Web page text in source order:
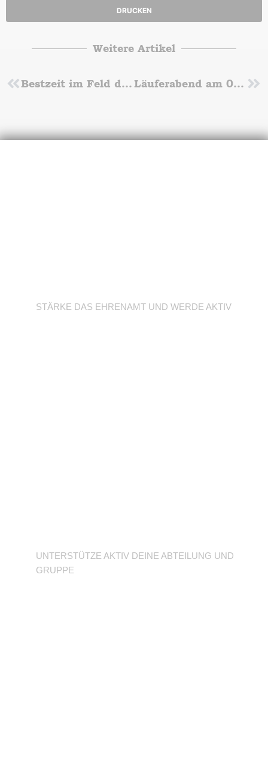
DRUCKEN
Weitere Artikel
Zurück Bestzeit im Feld der Sprinter Läuferabend am 09. Juni – Meldeschluß vorverlegt
STÄRKE DAS EHRENAMT UND WERDE AKTIV
UNTERSTÜTZE AKTIV DEINE ABTEILUNG UND
GRUPPE